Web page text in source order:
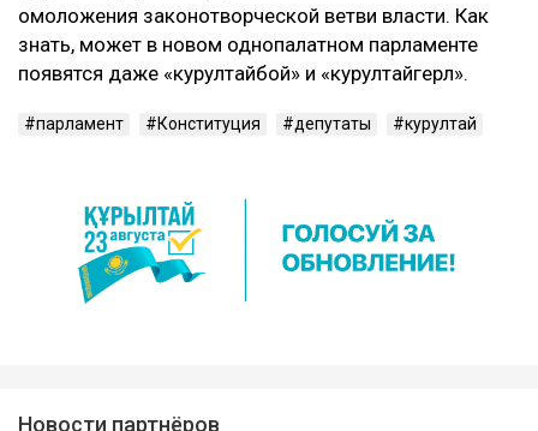
омоложения законотворческой ветви власти. Как
знать, может в новом однопалатном парламенте
появятся даже «курултайбой» и «курултайгерл».
парламент Конституция депутаты курултай